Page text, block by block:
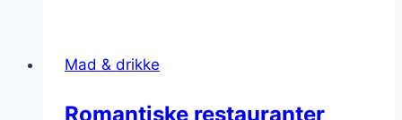
fantastisk
Mad & drikke
Romantiske restauranter